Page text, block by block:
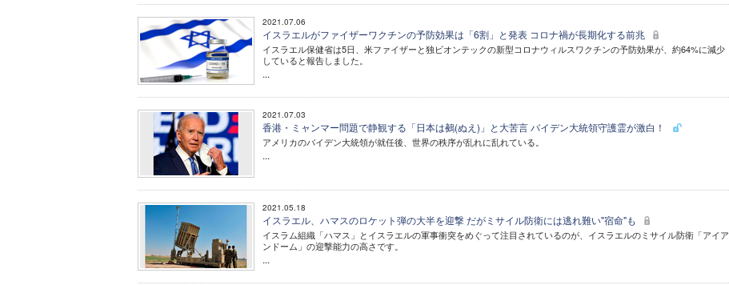
2021.07.06
イスラエルがファイザーワクチンの予防効果は「6割」と発表 コロナ禍が長期化する前兆
イスラエル保健省は5日、米ファイザーと独ビオンテックの新型コロナウィルスワクチンの予防効果が、約64%に減少
していると報告しました。
...
2021.07.03
香港・ミャンマー問題で静観する「日本は鵺(ぬえ)」と大苦言 バイデン大統領守護霊が激白！
アメリカのバイデン大統領が就任後、世界の秩序が乱れに乱れている。
...
2021.05.18
イスラエル、ハマスのロケット弾の大半を迎撃 だがミサイル防衛には逃れ難い"宿命"も
イスラム組織「ハマス」とイスラエルの軍事衝突をめぐって注目されているのが、イスラエルのミサイル防衛「アイア
ンドーム」の迎撃能力の高さです。
...